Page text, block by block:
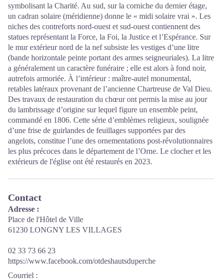
symbolisant la Charité. Au sud, sur la corniche du dernier étage,
un cadran solaire (méridienne) donne le « midi solaire vrai ». Les
niches des contreforts nord-ouest et sud-ouest contiennent des
statues représentant la Force, la Foi, la Justice et l’Espérance. Sur
le mur extérieur nord de la nef subsiste les vestiges d’une litre
(bande horizontale peinte portant des armes seigneuriales). La litre
a généralement un caractère funéraire ; elle est alors à fond noir,
autrefois armoriée. À l’intérieur : maître-autel monumental,
retables latéraux provenant de l’ancienne Chartreuse de Val Dieu.
Des travaux de restauration du chœur ont permis la mise au jour
du lambrissage d’origine sur lequel figure un ensemble peint,
commandé en 1806. Cette série d’emblèmes religieux, soulignée
d’une frise de guirlandes de feuillages supportées par des
angelots, constitue l’une des ornementations post-révolutionnaires
les plus précoces dans le département de l’Orne. Le clocher et les
extérieurs de l'église ont été restaurés en 2023.
Contact
Adresse :
Place de l'Hôtel de Ville
61230 LONGNY LES VILLAGES
02 33 73 66 23
https://www.facebook.com/otdeshautsduperche
Courriel :